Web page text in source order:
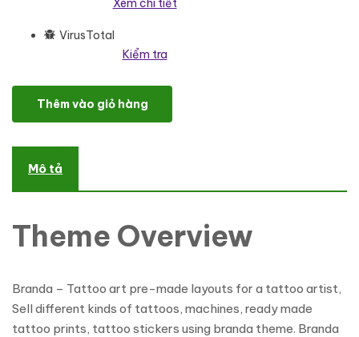
Xem chi tiết
VirusTotal
Kiểm tra
Branda - Tattoo Artist & Hair Salon WooCommerce Template
Thêm vào giỏ hàng
Mô tả
Theme Overview
Branda – Tattoo art pre-made layouts for a tattoo artist,
Sell different kinds of tattoos, machines, ready made
tattoo prints, tattoo stickers using branda theme. Branda